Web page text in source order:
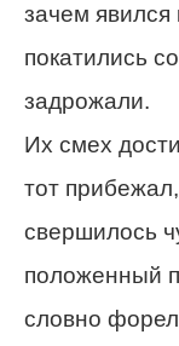
зачем явился
покатились
задрожали.
Их смех
тот
свершилось
положенный
словно